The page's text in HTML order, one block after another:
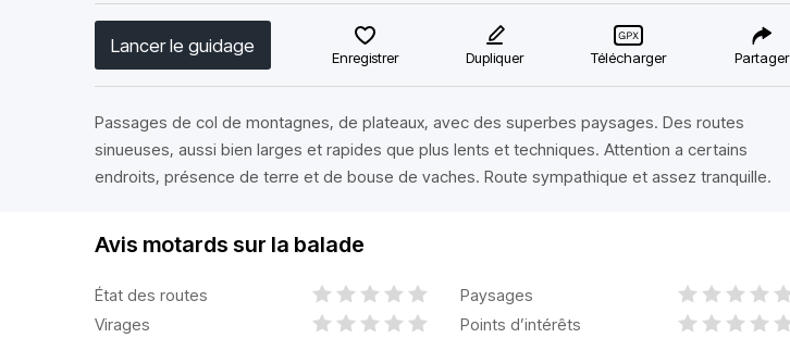
Lancer le guidage
Enregistrer Dupliquer Télécharger Partager
Passages de col de montagnes, de plateaux, avec des superbes paysages. Des routes
sinueuses, aussi bien larges et rapides que plus lents et techniques. Attention a certains
endroits, présence de terre et de bouse de vaches. Route sympathique et assez tranquille.
Avis motards sur la balade
État des routes
Paysages
Virages
Points d’intérêts